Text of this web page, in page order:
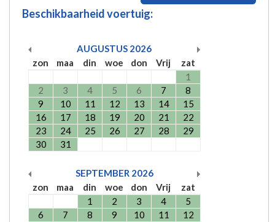
Beschikbaarheid voertuig:
AUGUSTUS 2026
zon
maa din woe don Vrij
zat
1
2
3 4 5 6 7
8
9
10 11 12 13 14
15
16
17 18 19 20 21
22
23
24 25 26 27 28
29
30
31
SEPTEMBER 2026
zon
maa din woe don Vrij
zat
1
2 3 4
5
6
7 8 9 10 11
12